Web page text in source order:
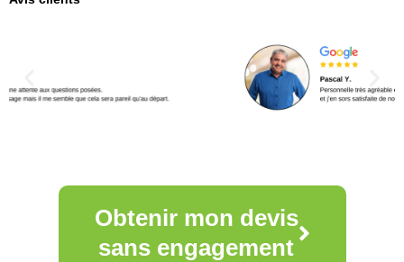
Obtenir mon devis
sans engagement